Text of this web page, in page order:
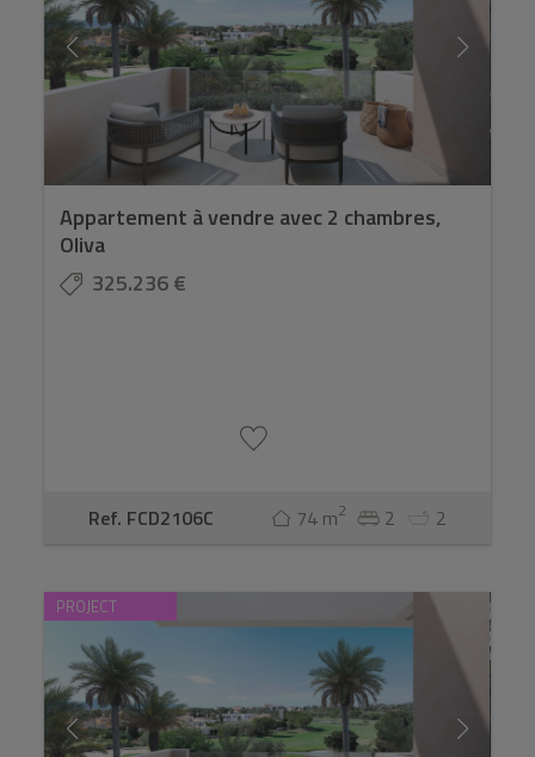
Appartement à vendre avec 2 chambres,
Oliva
325.236 €
Ref. FCD2106C 74 m2 2 2
PROJECT